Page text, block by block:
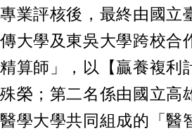
專業評核後，最終由國立
傳大學及東吳大學跨校合
精算師」，以【贏養複利
殊榮；第二名係由國立高
醫學大學共同組成的「醫